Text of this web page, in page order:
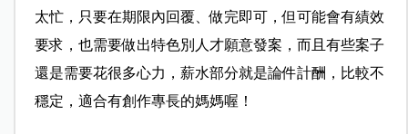
太忙，只要在期限內回覆、做完即可，但可能會有績效
要求，也需要做出特色別人才願意發案，而且有些案子
還是需要花很多心力，薪水部分就是論件計酬，比較不
穩定，適合有創作專長的媽媽喔！